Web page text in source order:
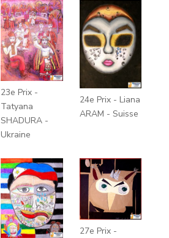
23e Prix -
Tatyana
SHADURA -
Ukraine
24e Prix - Liana
ARAM - Suisse
27e Prix -